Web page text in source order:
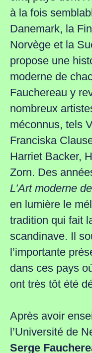
à la fois
Danemark, la
Norvège et la
propose une
moderne de
Fauchereau y
nombreux
méconnus, tels
Franciska
Harriet Backer,
Zorn. Des
L’Art moderne
en lumière le
tradition qui fait
scandinave. Il
l’importante
dans ces pays
ont très tôt été
Après avoir
l’Université de
Serge